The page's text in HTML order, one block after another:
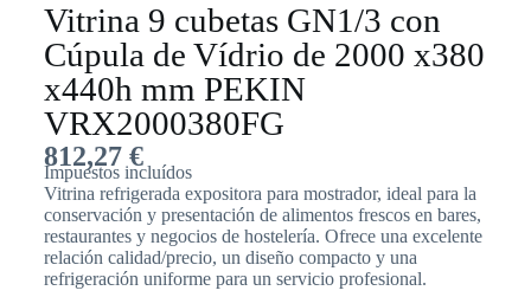
Vitrina 9 cubetas GN1/3 con
Cúpula de Vídrio de 2000 x380
x440h mm PEKIN
VRX2000380FG
812,27 €
Impuestos incluídos
Vitrina refrigerada expositora para mostrador, ideal para la
conservación y presentación de alimentos frescos en bares,
restaurantes y negocios de hostelería. Ofrece una excelente
relación calidad/precio, un diseño compacto y una
refrigeración uniforme para un servicio profesional.